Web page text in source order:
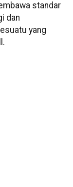
standar
dan
yang